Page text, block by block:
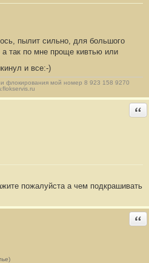
пылит сильно, для большого
так по мне проще кивтью или
и все:-)
флокирования мой номер 8 923 158 9270
пожалуйста а чем подкрашивать